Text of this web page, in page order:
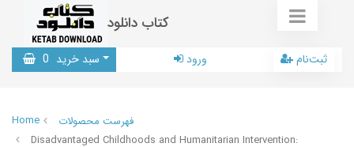
کتاب دانلود
سبد خرید 0 ورود ثبت‌نام
Home
فهرست محصولات
Disadvantaged Childhoods and Humanitarian Intervention: